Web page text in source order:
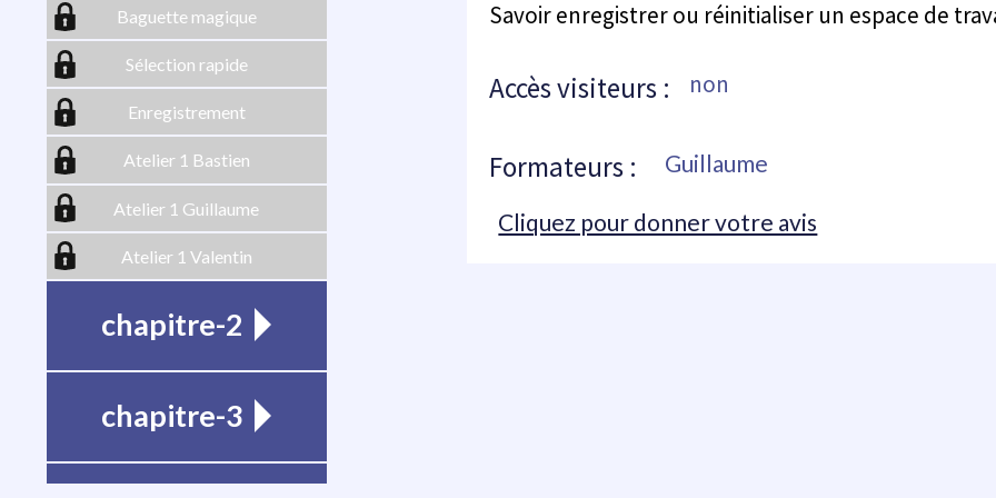
Baguette magique
Sélection rapide
Enregistrement
Atelier 1 Bastien
Atelier 1 Guillaume
Atelier 1 Valentin
chapitre-2
chapitre-3
Savoir enregistrer ou réinitialiser un espace de
Accès visiteurs : non
Formateurs : Guillaume
Cliquez pour donner votre avis